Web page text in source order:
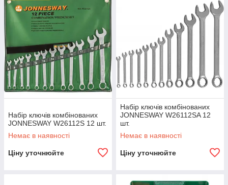
Набір ключів комбінованих
JONNESWAY W26112S 12 шт.
Немає в наявності
Ціну уточнюйте
Набір ключів комбінованих
JONNESWAY W26112SA 12
шт.
Немає в наявності
Ціну уточнюйте